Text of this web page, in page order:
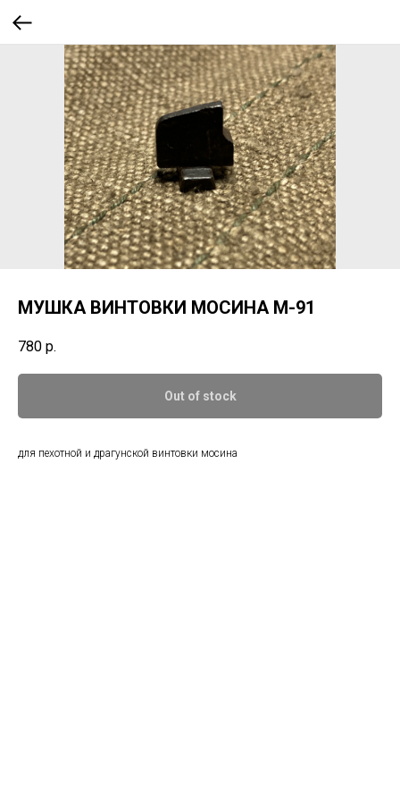
МУШКА ВИНТОВКИ МОСИНА М-91
780 р.
Out of stock
для пехотной и драгунской винтовки мосина